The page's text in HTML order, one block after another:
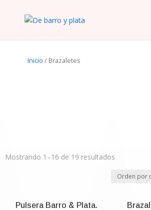
Inicio / Brazaletes
Mostrando 1–16 de 19 resultados
Pulsera Barro & Plata.